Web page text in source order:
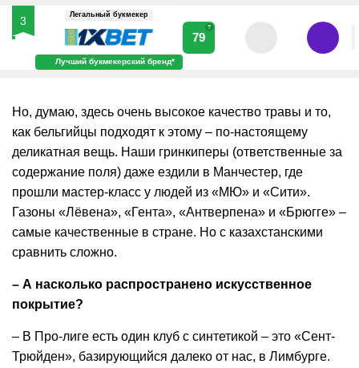
3 Легальный букмекер
Лучший букмекерский бренд*
79
?
Но, думаю, здесь очень высокое качество травы и то,
как бельгийцы подходят к этому – по-настоящему
деликатная вещь. Наши гринкиперы (ответственные за
содержание поля) даже ездили в Манчестер, где
прошли мастер-класс у людей из «МЮ» и «Сити».
Газоны «Лёвена», «Гента», «Антверпена» и «Брюгге» –
самые качественные в стране. Но с казахстанскими
сравнить сложно.
– А насколько распространено искусственное
покрытие?
– В Про-лиге есть один клуб с синтетикой – это «Сент-
Трюйден», базирующийся далеко от нас, в Лимбурге.